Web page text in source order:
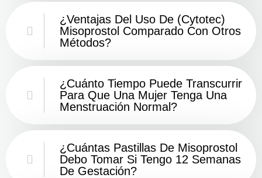
¿Ventajas Del Uso De (Cytotec)
Misoprostol Comparado Con Otros
Métodos?
¿Cuánto Tiempo Puede Transcurrir
Para Que Una Mujer Tenga Una
Menstruación Normal?
¿Cuántas Pastillas De Misoprostol
Debo Tomar Si Tengo 12 Semanas
De Gestación?